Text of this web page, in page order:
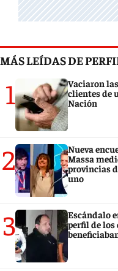
MÁS LEÍDAS DE
1
Vaciaron
clientes de
Nación
2
Nueva
Massa
provincias
uno
3
Escándalo
perfil de los